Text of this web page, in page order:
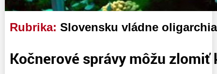
Rubrika: Slovensku vládne
Kočnerové správy môžu zlomiť